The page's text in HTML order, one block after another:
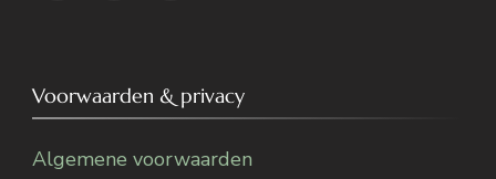
Voorwaarden & privacy
Algemene voorwaarden